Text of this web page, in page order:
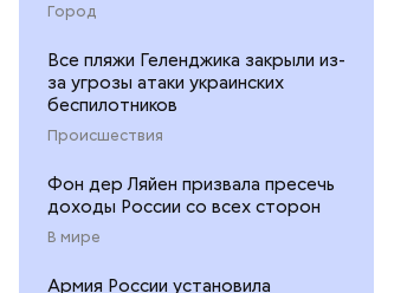
Город
Все пляжи Геленджика закрыли из-
за угрозы атаки украинских
беспилотников
Происшествия
Фон дер Ляйен призвала пресечь
доходы России со всех сторон
В мире
Армия России установила